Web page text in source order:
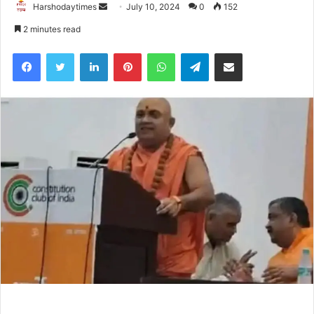
Harshodaytimes
SendJuly 10, 2024 0 152
2 minutes read
FacebookTwitter LinkedInPinterestWhatsAppTelegramShare via Email